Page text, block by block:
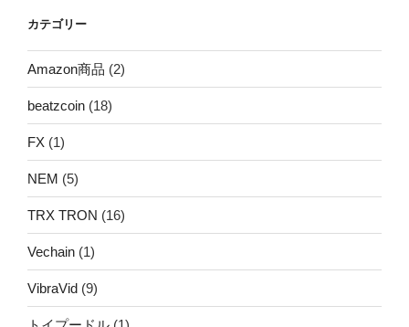
カテゴリー
Amazon商品 (2)
beatzcoin (18)
FX (1)
NEM (5)
TRX TRON (16)
Vechain (1)
VibraVid (9)